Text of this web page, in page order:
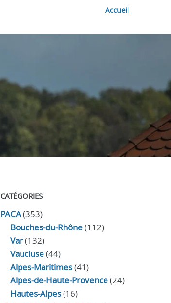
Accueil
CATÉGORIES
PACA(353)
Bouches-du-Rhône(112)
Var(132)
Vaucluse(44)
Alpes-Maritimes(41)
Alpes-de-Haute-Provence(24)
Hautes-Alpes(16)